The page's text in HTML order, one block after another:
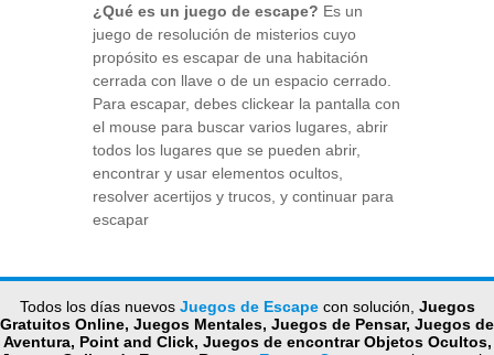
¿Qué es un juego de escape? Es un
juego de resolución de misterios cuyo
propósito es escapar de una habitación
cerrada con llave o de un espacio cerrado.
Para escapar, debes clickear la pantalla con
el mouse para buscar varios lugares, abrir
todos los lugares que se pueden abrir,
encontrar y usar elementos ocultos,
resolver acertijos y trucos, y continuar para
escapar
Todos los días nuevos Juegos de Escapecon solución, Juegos
Gratuitos Online, Juegos Mentales, Juegos de Pensar, Juegos de
Aventura, Point and Click, Juegos de encontrar Objetos Ocultos,